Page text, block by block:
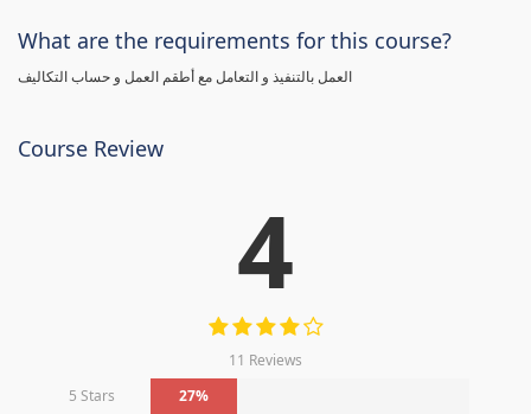
What are the requirements for this course?
العمل بالتنفيذ و التعامل مع أطقم العمل و حساب التكاليف
Course Review
4
11 Reviews
5 Stars
27%